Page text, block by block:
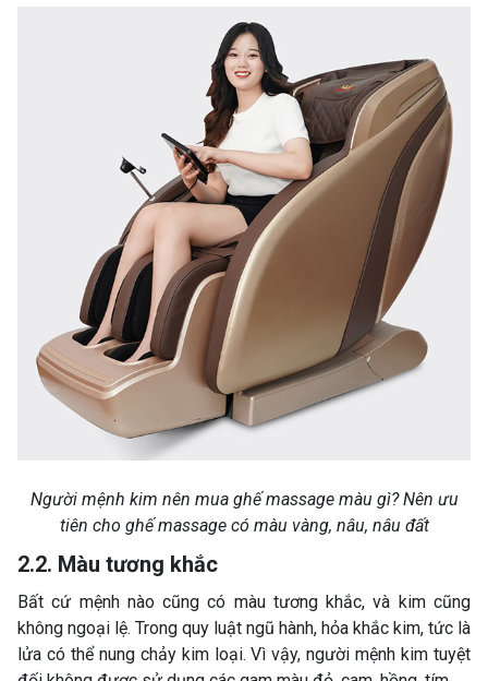
Người mệnh kim nên mua ghế massage màu gì? Nên ưu
tiên cho ghế massage có màu vàng, nâu, nâu đất
2.2. Màu tương khắc
Bất cứ mệnh nào cũng có màu tương khắc, và kim cũng
không ngoại lệ. Trong quy luật ngũ hành, hỏa khắc kim, tức là
lửa có thể nung chảy kim loại. Vì vậy, người mệnh kim tuyệt